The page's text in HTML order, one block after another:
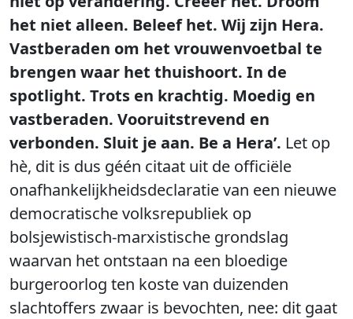
het niet alleen. Beleef het. Wij zijn Hera.
Vastberaden om het vrouwenvoetbal te
brengen waar het thuishoort. In de
spotlight. Trots en krachtig. Moedig en
vastberaden. Vooruitstrevend en
verbonden. Sluit je aan. Be a Hera’. Let op
hè, dit is dus géén citaat uit de officiële
onafhankelijkheidsdeclaratie van een nieuwe
democratische volksrepubliek op
bolsjewistisch-marxistische grondslag
waarvan het ontstaan na een bloedige
burgeroorlog ten koste van duizenden
slachtoffers zwaar is bevochten, nee: dit gaat